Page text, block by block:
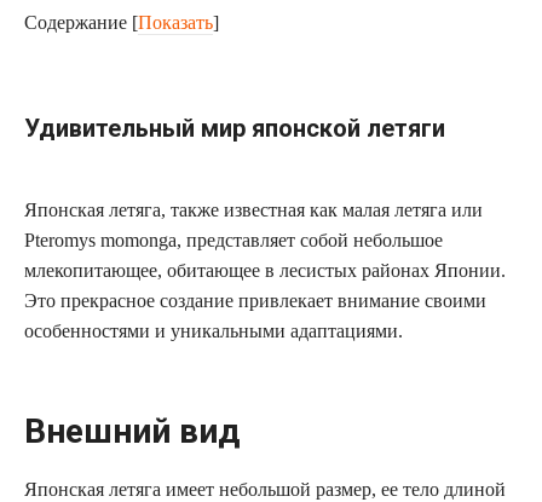
Содержание [Показать]
Удивительный мир японской летяги
Японская летяга, также известная как малая летяга или
Pteromys momonga, представляет собой небольшое
млекопитающее, обитающее в лесистых районах Японии.
Это прекрасное создание привлекает внимание своими
особенностями и уникальными адаптациями.
Внешний вид
Японская летяга имеет небольшой размер, ее тело длиной